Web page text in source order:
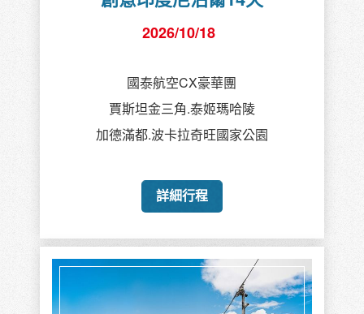
2026/10/18
國泰航空CX豪華團
賈斯坦金三角.泰姬瑪哈陵
加德滿都.波卡拉奇旺國家公園
詳細行程